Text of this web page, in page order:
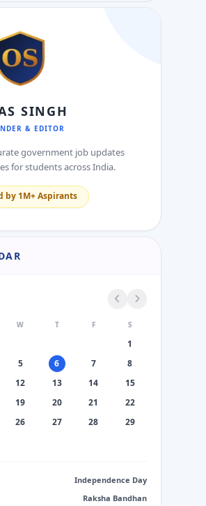
SINGH
& EDITOR
government job updates
for students across India.
by 1M+ Aspirants
W T F S
1
5 6 7
8
12 13 14
15
19 20 21
22
26 27 28
29
Independence Day
Raksha Bandhan